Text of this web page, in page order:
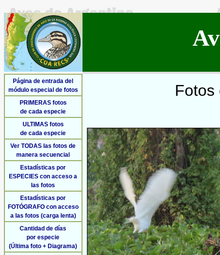
Página de entrada del
módulo especial de fotos
PRIMERAS fotos
de cada especie
ULTIMAS fotos
de cada especie
Ver TODAS las fotos de
manera secuencial
Estadísticas por
ESPECIES con acceso a
las fotos
Estadísticas por
FOTÓGRAFO con acceso
a las fotos (carga lenta)
Cantidad de días
por especie
(Última foto + Diagrama)
Fotos